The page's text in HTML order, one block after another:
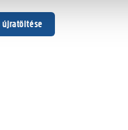
újratöltése